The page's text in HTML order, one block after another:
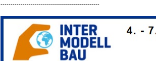
-------------------------------------------------